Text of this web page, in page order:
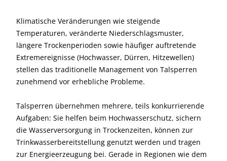
Klimatische Veränderungen wie steigende
Temperaturen, veränderte Niederschlagsmuster,
längere Trockenperioden sowie häufiger auftretende
Extremereignisse (Hochwasser, Dürren, Hitzewellen)
stellen das traditionelle Management von Talsperren
zunehmend vor erhebliche Probleme.
Talsperren übernehmen mehrere, teils konkurrierende
Aufgaben: Sie helfen beim Hochwasserschutz, sichern
die Wasserversorgung in Trockenzeiten, können zur
Trinkwasserbereitstellung genutzt werden und tragen
zur Energieerzeugung bei. Gerade in Regionen wie dem